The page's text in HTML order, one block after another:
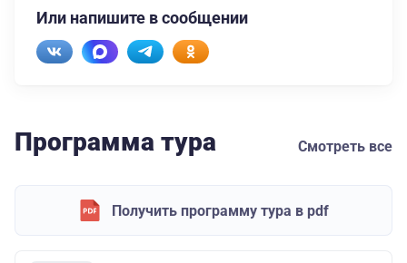
Или напишите в сообщении
Программа тура Смотреть все
Получить программу тура в pdf